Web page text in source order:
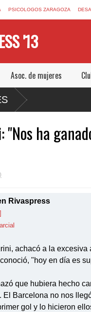
PSICOLOGOS ZARAGOZA
'13
Asoc. de mujeres
"Nos ha
Rivaspress
achacó a la
"hoy en día es
que hubiera hecho
El Barcelona no nos
gol y lo hicieron